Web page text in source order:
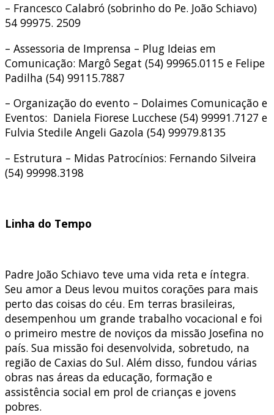
– Francesco Calabró (sobrinho do Pe. João Schiavo)
54 99975. 2509
– Assessoria de Imprensa – Plug Ideias em
Comunicação: Margô Segat (54) 99965.0115 e Felipe
Padilha (54) 99115.7887
– Organização do evento – Dolaimes Comunicação e
Eventos: Daniela Fiorese Lucchese (54) 99991.7127 e
Fulvia Stedile Angeli Gazola (54) 99979.8135
– Estrutura – Midas Patrocínios: Fernando Silveira
(54) 99998.3198
Linha do Tempo
Padre João Schiavo teve uma vida reta e íntegra.
Seu amor a Deus levou muitos corações para mais
perto das coisas do céu. Em terras brasileiras,
desempenhou um grande trabalho vocacional e foi
o primeiro mestre de noviços da missão Josefina no
país. Sua missão foi desenvolvida, sobretudo, na
região de Caxias do Sul. Além disso, fundou várias
obras nas áreas da educação, formação e
assistência social em prol de crianças e jovens
pobres.